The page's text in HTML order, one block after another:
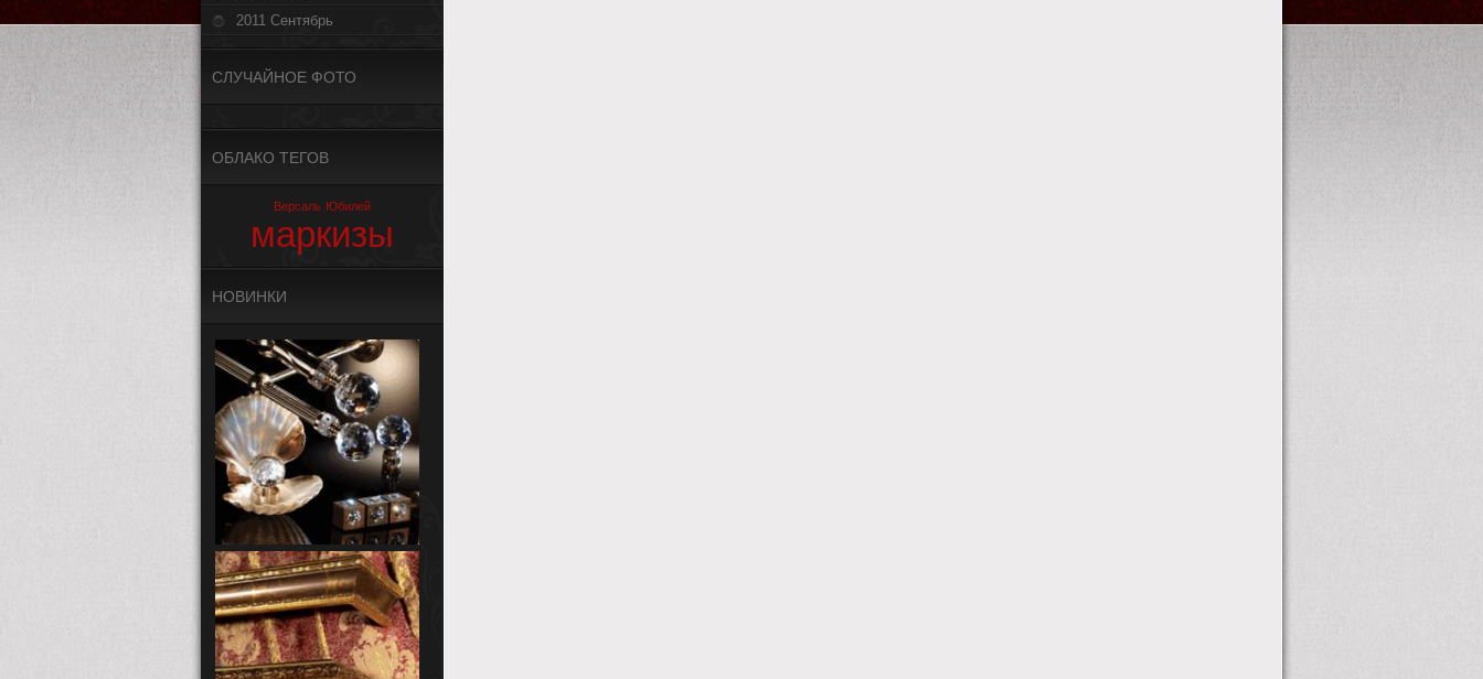
2011 Сентябрь
СЛУЧАЙНОЕ ФОТО
ОБЛАКО ТЕГОВ
Версаль Юбилей
маркизы
НОВИНКИ